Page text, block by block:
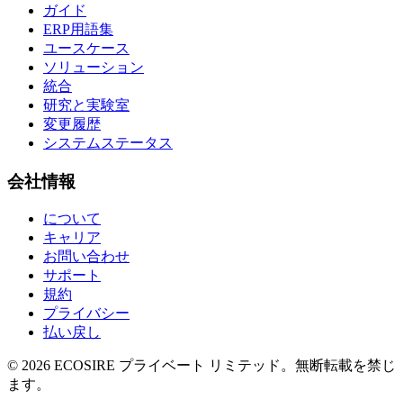
ガイド
ERP用語集
ユースケース
ソリューション
統合
研究と実験室
変更履歴
システムステータス
会社情報
について
キャリア
お問い合わせ
サポート
規約
プライバシー
払い戻し
© 2026 ECOSIRE プライベート リミテッド。無断転載を禁じ
ます。